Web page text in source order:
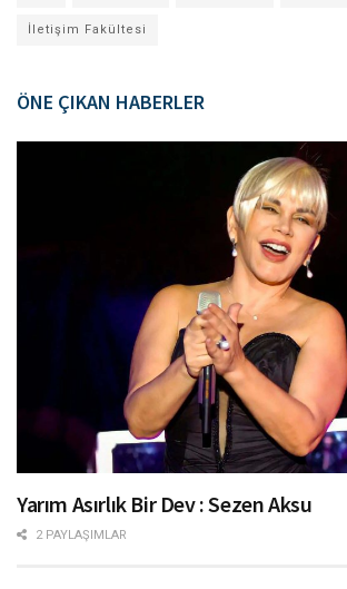
İletişim Fakültesi
ÖNE ÇIKAN HABERLER
Yarım Asırlık Bir Dev : Sezen Aksu
2 PAYLAŞIMLAR